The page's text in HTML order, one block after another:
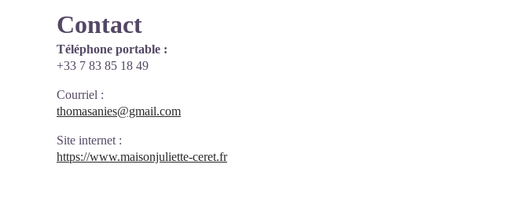
Contact
Téléphone portable :
+33 7 83 85 18 49
Courriel :
thomasanies@gmail.com
Site internet :
https://www.maisonjuliette-ceret.fr